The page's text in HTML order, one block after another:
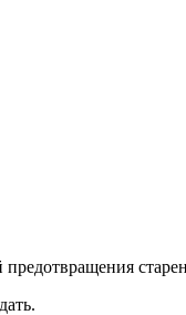
предотвращения